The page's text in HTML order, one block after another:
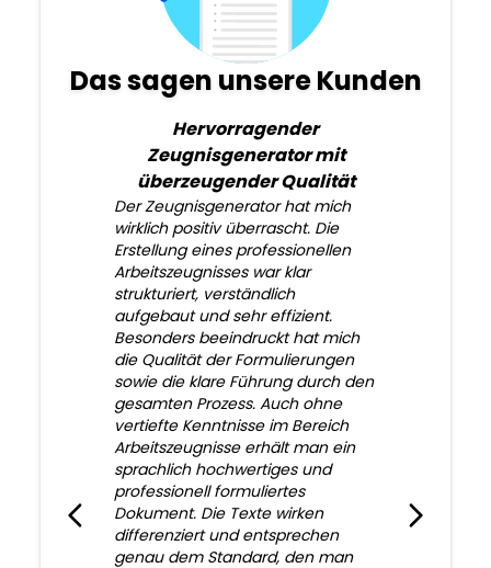
Das sagen unsere Kunden
Hervorragender
Zeugnisgenerator mit
überzeugender Qualität
Der Zeugnisgenerator hat mich
wirklich positiv überrascht. Die
Erstellung eines professionellen
Arbeitszeugnisses war klar
strukturiert, verständlich
aufgebaut und sehr effizient.
Besonders beeindruckt hat mich
die Qualität der Formulierungen
sowie die klare Führung durch den
gesamten Prozess. Auch ohne
vertiefte Kenntnisse im Bereich
Arbeitszeugnisse erhält man ein
sprachlich hochwertiges und
professionell formuliertes
Dokument. Die Texte wirken
differenziert und entsprechen
genau dem Standard, den man